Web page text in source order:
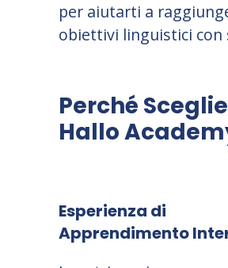
per aiutarti a
obiettivi linguistici con
Perché
Hallo
Esperienza di
Apprendimento